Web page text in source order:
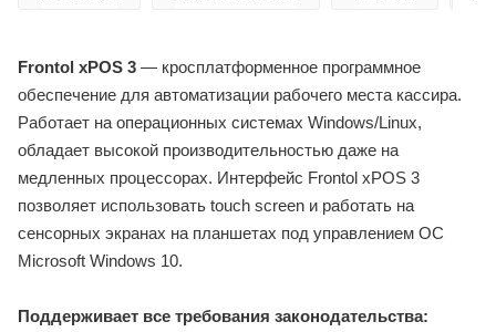
Frontol xPOS 3 — кросплатформенное программное
обеспечение для автоматизации рабочего места кассира.
Работает на операционных системах Windows/Linux,
обладает высокой производительностью даже на
медленных процессорах. Интерфейс Frontol xPOS 3
позволяет использовать touch screen и работать на
сенсорных экранах на планшетах под управлением ОС
Microsoft Windows 10.
Поддерживает все требования законодательства: